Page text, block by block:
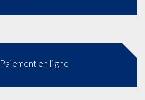
Paiement en ligne